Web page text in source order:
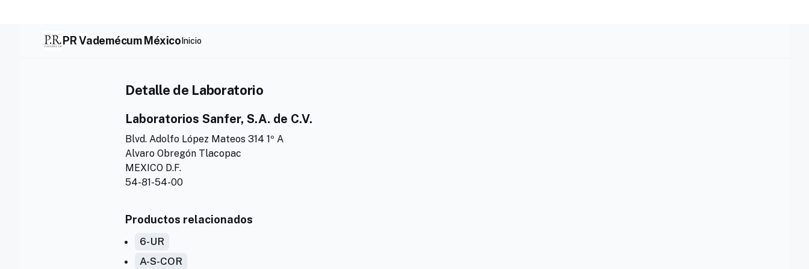
PR Vademécum MéxicoInicio
Detalle de Laboratorio
Laboratorios Sanfer, S.A. de C.V.
Blvd. Adolfo López Mateos 314 1º A
Alvaro Obregón Tlacopac
MEXICO D.F.
54-81-54-00
Productos relacionados
6-UR
A-S-COR